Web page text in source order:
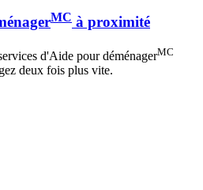
MC à proximité
d'Aide pour déménagerMC
deux fois plus vite.